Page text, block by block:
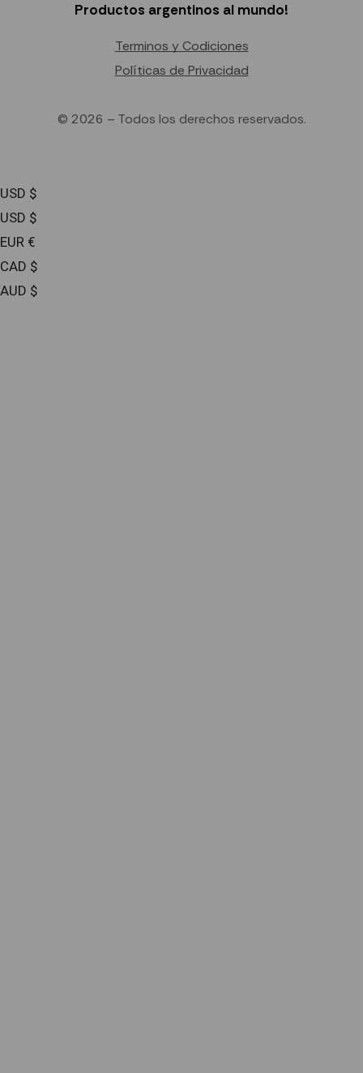
Productos argentinos al mundo!
Terminos y Codiciones
Políticas de Privacidad
© 2026 – Todos los derechos reservados.
USD $
USD $
EUR €
CAD $
AUD $